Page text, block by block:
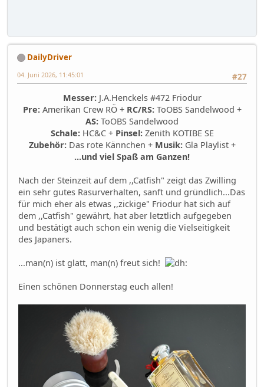
DailyDriver
#27
04. Juni 2026, 11:45:01
Messer:J.A.Henckels #472 Friodur
Pre:Amerikan Crew RÖ + RC/RS: ToOBS Sandelwood +
AS: ToOBS Sandelwood
Schale:HC&C + Pinsel:Zenith KOTIBE SE
Zubehör:Das rote Kännchen + Musik:Gla Playlist +
...und viel Spaß am Ganzen!
Nach der Steinzeit auf dem ,,Catfish" zeigt das Zwilling
ein sehr gutes Rasurverhalten, sanft und gründlich...Das
für mich eher als etwas ,,zickige" Friodur hat sich auf
dem ,,Catfish" gewährt, hat aber letztlich aufgegeben
und bestätigt auch schon ein wenig die Vielseitigkeit
des Japaners.
...man(n) ist glatt, man(n) freut sich!
Einen schönen Donnerstag euch allen!